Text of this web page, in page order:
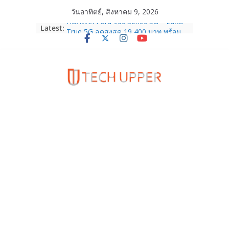
วันอาทิตย์, สิงหาคม 9, 2026
Latest: HUAWEI Pura 90s Series 5G+ ซื้อกับ
True 5G ลดสูงสุด 19,400 บาท พร้อม
TrueVisions ชวนคนไทยส่งใจเชียร์
“เนเน่ รอยัล” บนเวทีโลก ร่วมลุ้นทุก